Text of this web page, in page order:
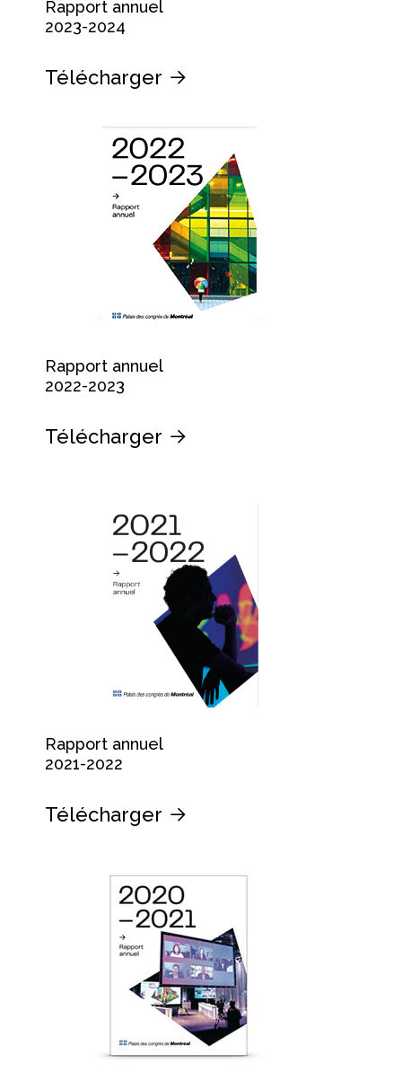
Rapport annuel
2023-2024
Télécharger
Rapport annuel
2022-2023
Télécharger
Rapport annuel
2021-2022
Télécharger